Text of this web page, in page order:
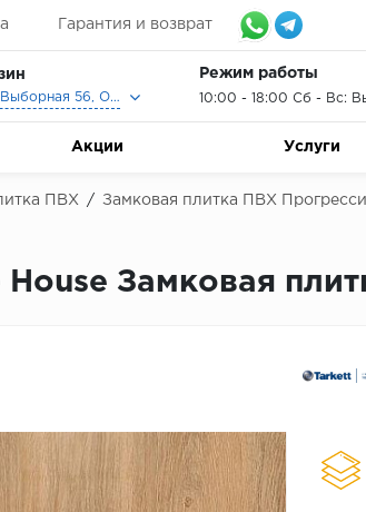
Гарантия и возврат
г. Новосибирск, ул. Выборная 56, Офис, Выставочный зал
Режим работы
10:00 - 18:00 Сб - Вс:
Акции Услуги
ПВХ / Замковая плитка ПВХ
House Замковая